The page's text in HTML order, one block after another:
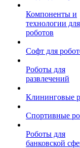
Компоненты и
технологии для
роботов
Софт для
Роботы для
развлечений
Клининговые
Спортивные
Роботы для
банковской